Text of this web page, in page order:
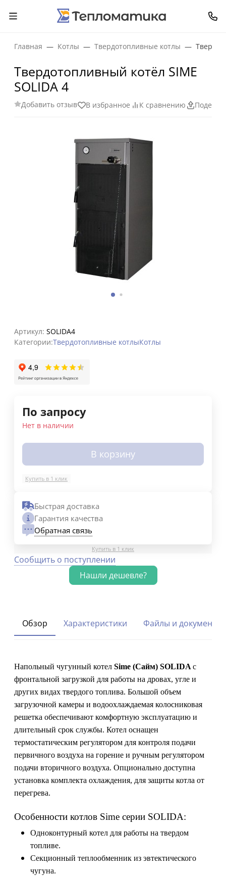
Главная Котлы Твердотопливные котлы
Твердотопливный котёл SIME
SOLIDA 4
Добавить отзыв В избранное К сравнению
Артикул: SOLIDA4
Категории:Твердотопливные котлыКотлы
По запросу
Нет в наличии
В корзину
Купить в 1 клик
Быстрая доставка
Гарантия качества
Обратная связь
Купить в 1 клик
Сообщить о поступлении
Обзор Характеристики Файлы и документы
Напольный чугунный котел Sime (Сайм) SOLIDAс
фронтальной загрузкой для работы на дровах, угле и
других видах твердого топлива. Большой объем
загрузочной камеры и водоохлаждаемая колосниковая
решетка обеспечивают комфортную эксплуатацию и
длительный срок службы. Котел оснащен
термостатическим регулятором для контроля подачи
первичного воздуха на горение и ручным регулятором
подачи вторичного воздуха. Опционально доступна
установка комплекта охлаждения, для защиты котла от
перегрева.
Особенности котлов Sime серии SOLIDA:
Одноконтурный котел для работы на твердом
топливе.
Секционный теплообменник из эвтектического
чугуна.